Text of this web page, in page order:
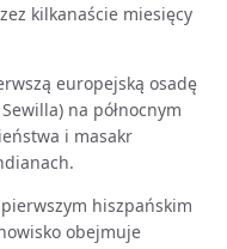
kilkanaście miesięcy
europejską osadę
na północnym
i masakr
hiszpańskim
obejmuje